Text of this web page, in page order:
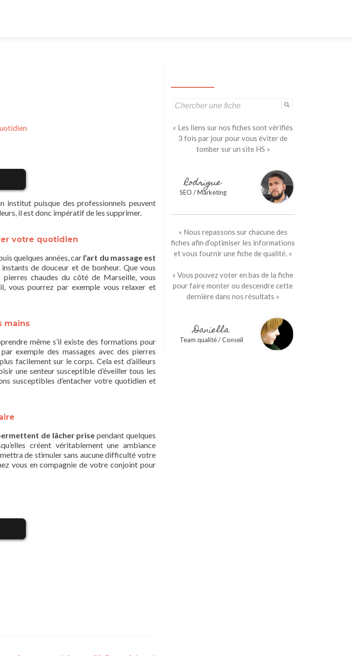
institut puisque des professionnels peuvent
il est donc impératif de les supprimer.
votre quotidien
quelques années, car l’art du massage est
de douceur et de bonheur. Que vous
pierres chaudes du côté de Marseille, vous
vous pourrez par exemple vous relaxer et
mains
même s’il existe des formations pour
exemple des massages avec des pierres
facilement sur le corps. Cela est d’ailleurs
une senteur susceptible d’éveiller tous les
susceptibles d’entacher votre quotidien et
de lâcher prisependant quelques
créent véritablement une ambiance
de stimuler sans aucune difficulté votre
vous en compagnie de votre conjoint pour
Search
« Les liens sur nos fiches sont vérifiés
3 fois par jour pour vous éviter de
tomber sur un site HS »
Rodrigue
SEO / Marketing
« Nous repassons sur chacune des
fiches afin d’optimiser les informations
et vous fournir une fiche de qualité. »
« Vous pouvez voter en bas de la fiche
pour faire monter ou descendre cette
dernière dans nos résultats »
Daniella
Team qualité / Conseil